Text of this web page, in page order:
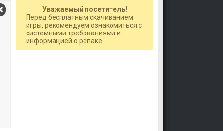
Уважаемый посетитель!
Перед бесплатным скачиванием
игры, рекомендуем ознакомиться с
системными требованиями и
информацией о репаке.